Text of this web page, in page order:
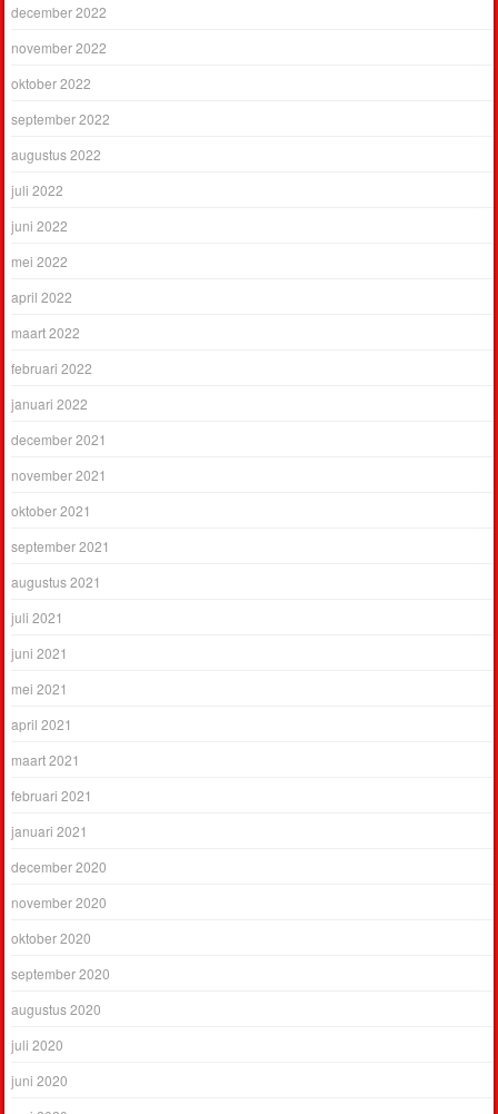
december 2022
november 2022
oktober 2022
september 2022
augustus 2022
juli 2022
juni 2022
mei 2022
april 2022
maart 2022
februari 2022
januari 2022
december 2021
november 2021
oktober 2021
september 2021
augustus 2021
juli 2021
juni 2021
mei 2021
april 2021
maart 2021
februari 2021
januari 2021
december 2020
november 2020
oktober 2020
september 2020
augustus 2020
juli 2020
juni 2020